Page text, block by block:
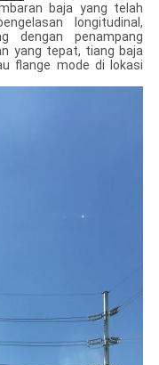
baja yang telah
longitudinal,
dengan penampang
yang tepat, tiang baja
flange mode di lokasi